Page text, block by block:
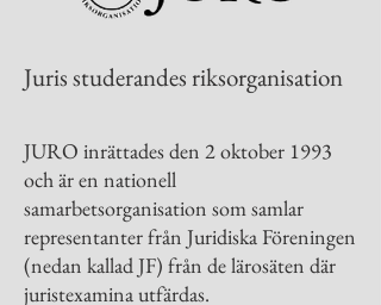
Juris studerandes riksorganisation
JURO inrättades den 2 oktober 1993
och är en nationell
samarbetsorganisation som samlar
representanter från Juridiska Föreningen
(nedan kallad JF) från de lärosäten där
juristexamina utfärdas.